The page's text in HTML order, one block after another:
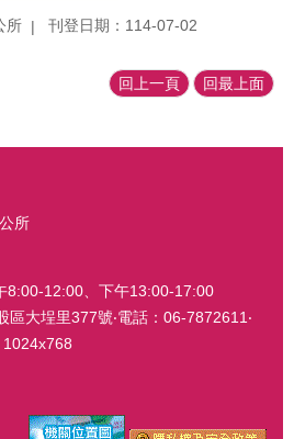
所
刊登日期：114-07-02
回上一頁 回最上面
所
8:00-12:00、下午13:00-17:00
大埕里377號‧電話：06-7872611‧